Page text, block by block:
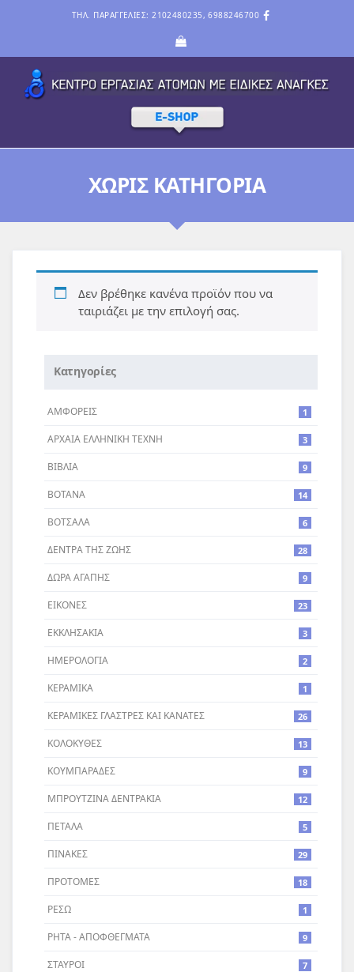
ΤΗΛ. ΠΑΡΑΓΓΕΛΙΕΣ: 2102480235, 6988246700
ΧΩΡΊΣ ΚΑΤΗΓΟΡΊΑ
Δεν βρέθηκε κανένα προϊόν που να
ταιριάζει με την επιλογή σας.
Κατηγορίες
ΑΜΦΟΡΕΙΣ 1
ΑΡΧΑΙΑ ΕΛΛΗΝΙΚΗ ΤΕΧΝΗ 3
ΒΙΒΛΙΑ 9
ΒΟΤΑΝΑ 14
ΒΟΤΣΑΛΑ 6
ΔΕΝΤΡA ΤΗΣ ΖΩΗΣ 28
ΔΩΡΑ ΑΓΑΠΗΣ 9
ΕΙΚΟΝΕΣ 23
ΕΚΚΛΗΣΑΚΙΑ 3
ΗΜΕΡΟΛΟΓΙΑ 2
ΚΕΡΑΜΙΚΑ 1
ΚΕΡΑΜΙΚΕΣ ΓΛΑΣΤΡΕΣ ΚΑΙ ΚΑΝΑΤΕΣ 26
ΚΟΛΟΚΥΘΕΣ 13
ΚΟΥΜΠΑΡΑΔΕΣ 9
ΜΠΡΟΥΤΖΙΝΑ ΔΕΝΤΡΑΚΙΑ 12
ΠΕΤΑΛΑ 5
ΠΙΝΑΚΕΣ 29
ΠΡΟΤΟΜΕΣ 18
ΡΕΣΩ 1
ΡΗΤΑ - ΑΠΟΦΘΕΓΜΑΤΑ 9
ΣΤΑΥΡΟI 7